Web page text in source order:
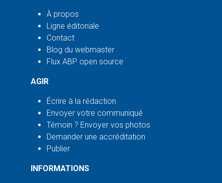
À propos
Ligne éditoriale
Contact
Blog du webmaster
Flux ABP open source
AGIR
Écrire à la rédaction
Envoyer votre communiqué
Témoin ? Envoyer vos photos
Demander une accréditation
Publier
INFORMATIONS